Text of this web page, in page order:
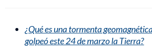
¿Qué es una tormenta
golpeó este 24 de marzo la Tierra?